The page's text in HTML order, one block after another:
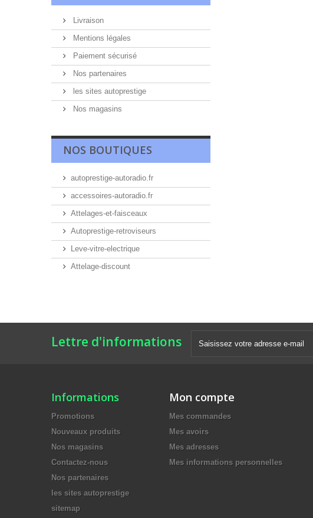
Livraison
Mentions légales
Paiement sécurisé
Nos partenaires
les sites autoprestige
Nos magasins
NOS BOUTIQUES
autoprestige-autoradio.fr
accessoires-autoradio.fr
Attelages-et-faisceaux
Autoprestige-retroviseurs
Leve-vitre-electrique
Attelage-discount
Lettre d'informations
Informations
Promotions
Nouveaux produits
Nos magasins
Contactez-nous
Nos partenaires
les sites autoprestige
sitemap
Mon compte
Mes commandes
Mes avoirs
Mes adresses
Mes informations personnelles